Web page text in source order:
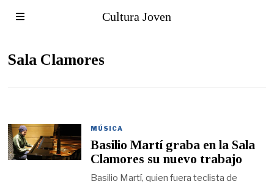
Cultura Joven
Sala Clamores
MÚSICA
Basilio Martí graba en la Sala
Clamores su nuevo trabajo
Basilio Martí, quien fuera teclista de